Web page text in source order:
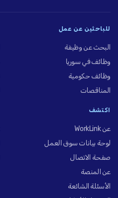
للباحثين عن عمل
البحث عن وظيفة
وظائف في سوريا
وظائف حكومية
المناقصات
اكتشف
عن WorkLink
لوحة بيانات سوق العمل
صفحة الاتصال
عن المنصة
الأسئلة الشائعة